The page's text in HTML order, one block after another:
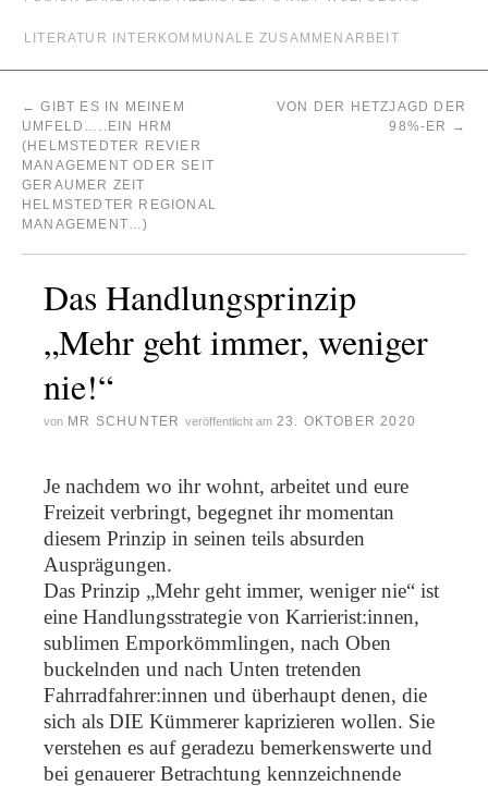
LITERATUR INTERKOMMUNALE ZUSAMMENARBEIT
← GIBT ES IN MEINEM
UMFELD…..EIN HRM
(HELMSTEDTER REVIER
MANAGEMENT ODER SEIT
GERAUMER ZEIT
HELMSTEDTER REGIONAL
MANAGEMENT…)
VON DER HETZJAGD DER
98%-ER
→
Das Handlungsprinzip
„Mehr geht immer, weniger
nie!“
von MR SCHUNTER veröffentlicht am 23. OKTOBER 2020
Je nachdem wo ihr wohnt, arbeitet und eure
Freizeit verbringt, begegnet ihr momentan
diesem Prinzip in seinen teils absurden
Ausprägungen.
Das Prinzip „Mehr geht immer, weniger nie“ ist
eine Handlungsstrategie von Karrierist:innen,
sublimen Emporkömmlingen, nach Oben
buckelnden und nach Unten tretenden
Fahrradfahrer:innen und überhaupt denen, die
sich als DIE Kümmerer kaprizieren wollen. Sie
verstehen es auf geradezu bemerkenswerte und
bei genauerer Betrachtung kennzeichnende